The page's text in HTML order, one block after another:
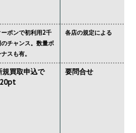
ーポンで初利用2千
のチャンス。数量ボ
ナスも有。
各店の規定による
規買取申込で
要問合せ